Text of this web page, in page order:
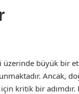
büyük bir
Ancak,
kritik bir adımdır.